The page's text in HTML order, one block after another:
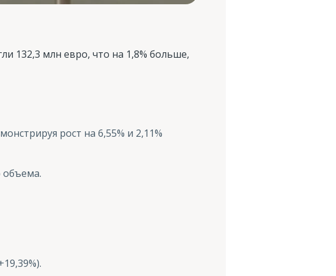
132,3 млн евро, что на 1,8% больше,
рост на 6,55% и 2,11%
объема.